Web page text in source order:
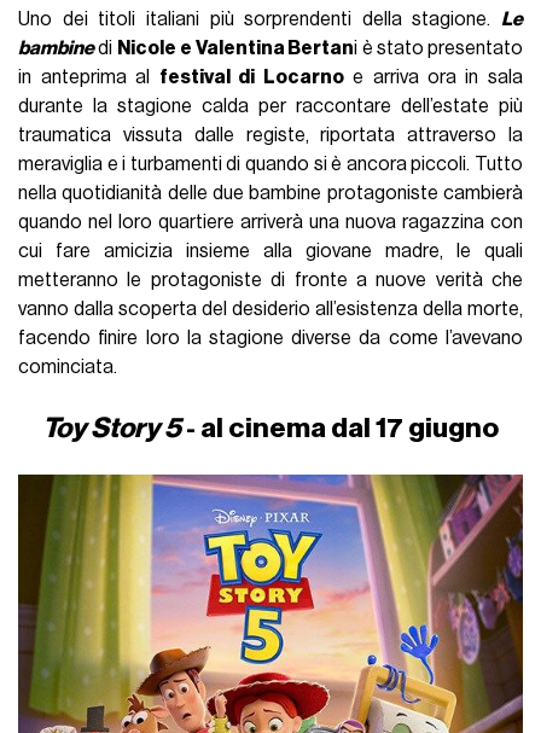
Uno dei titoli italiani più sorprendenti della stagione. Le
bambinedi Nicole e Valentina Bertani è stato presentato
in anteprima al festival di Locarnoe arriva ora in sala
durante la stagione calda per raccontare dell’estate più
traumatica vissuta dalle registe, riportata attraverso la
meraviglia e i turbamenti di quando si è ancora piccoli. Tutto
nella quotidianità delle due bambine protagoniste cambierà
quando nel loro quartiere arriverà una nuova ragazzina con
cui fare amicizia insieme alla giovane madre, le quali
metteranno le protagoniste di fronte a nuove verità che
vanno dalla scoperta del desiderio all’esistenza della morte,
facendo finire loro la stagione diverse da come l’avevano
cominciata.
Toy Story 5- al cinema dal 17 giugno